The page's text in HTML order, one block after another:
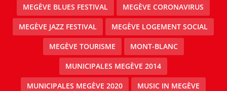
MEGÈVE BLUES FESTIVAL MEGÈVE CORONAVIRUS
MEGÈVE JAZZ FESTIVAL MEGÈVE LOGEMENT SOCIAL
MEGÈVE TOURISME MONT-BLANC
MUNICIPALES MEGÈVE 2014
MUNICIPALES MEGÈVE 2020 MUSIC IN MEGÈVE